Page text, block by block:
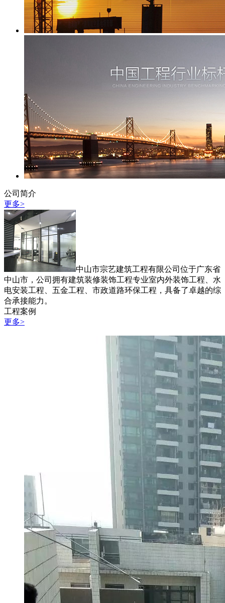
公司简介
更多>
中山市宗艺建筑工程有限公司位于广东省
中山市，公司拥有建筑装修装饰工程专业室内外装饰工程、水
电安装工程、五金工程、市政道路环保工程，具备了卓越的综
合承接能力。
工程案例
更多>